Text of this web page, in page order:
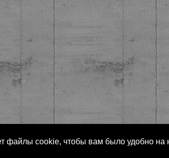
файлы cookie, чтобы вам было удобно на